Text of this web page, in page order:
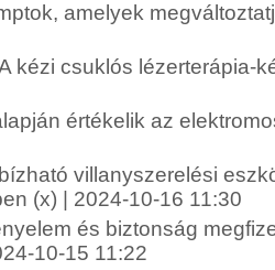
amelyek
kézi csuklós lézerterápia-
értékelik az
villanyszerelési
(x) | 2024-10-16 11:30
és biztonság
10-15 11:22